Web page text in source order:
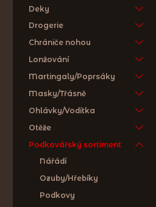
Deky
Drogerie
Chrániče nohou
Lonžování
Martingaly/Poprsáky
Masky/Třásně
Ohlávky/Vodítka
Otěže
Podkovářský sortiment
Nářádí
Ozuby/Hřebíky
Podkovy